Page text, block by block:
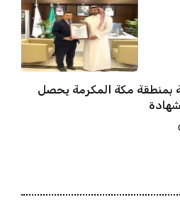
بمنطقة مكة المكرمة يحصل